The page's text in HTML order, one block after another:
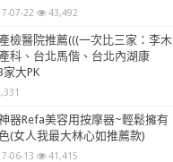
07-22 43,492
檢醫院推薦(((一次比三家：李木
科、台北馬偕、台北內湖康
家大PK
器Refa美容用按摩器~輕鬆擁有
(女人我最大林心如推薦款)
06-13 41,415